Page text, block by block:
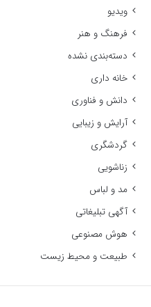
ویدیو
فرهنگ و هنر
دسته‌بندی نشده
خانه داری
دانش و فناوری
آرایش و زیبایی
گردشگری
زناشویی
مد و لباس
آگهی تبلیغاتی
هوش مصنوعی
طبیعت و محیط زیست